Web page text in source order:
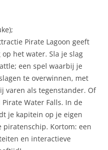
Pirate Lagoon geeft
op het water. Sla je slag
een spel waarbij je
te overwinnen, met
varen als tegenstander. Of
Water Falls. In de
je kapitein op je eigen
Kortom: een
en interactieve